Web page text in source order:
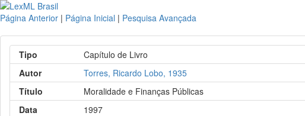
Página Anterior | Página Inicial | Pesquisa Avançada
Tipo
Capítulo de Livro
Autor
Torres, Ricardo Lobo, 1935
Título
Moralidade e Finanças Públicas
Data
1997